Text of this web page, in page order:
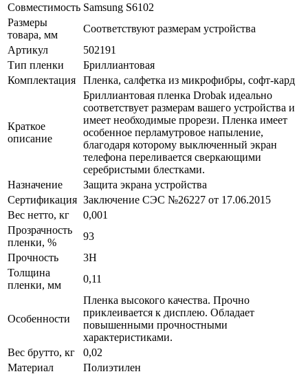
Совместимость Samsung S6102
Размеры
товара, мм
Соответствуют размерам устройства
Артикул
502191
Тип пленки
Бриллиантовая
Комплектация
Пленка, салфетка из микрофибры, софт-кард
Краткое
описание
Бриллиантовая пленка Drobak идеально
соответствует размерам вашего устройства и
имеет необходимые прорези. Пленка имеет
особенное перламутровое напыление,
благодаря которому выключенный экран
телефона переливается сверкающими
серебристыми блестками.
Назначение
Защита экрана устройства
Сертификация Заключение СЭС №26227 от 17.06.2015
Вес нетто, кг
0,001
Прозрачность
пленки, %
93
Прочность
3H
Толщина
пленки, мм
0,11
Особенности
Пленка высокого качества. Прочно
приклеивается к дисплею. Обладает
повышенными прочностными
характеристиками.
Вес брутто, кг
0,02
Материал
Полиэтилен